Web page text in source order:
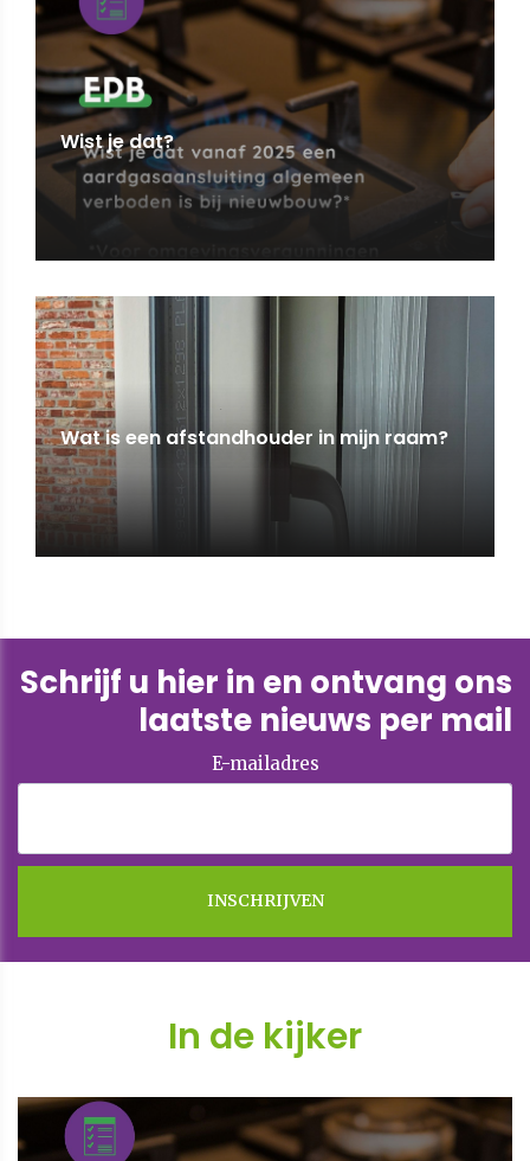
Wist je dat?
Wat is een afstandhouder in mijn raam?
Schrijf u hier in en ontvang ons
laatste nieuws per mail
E-mailadres
In de kijker